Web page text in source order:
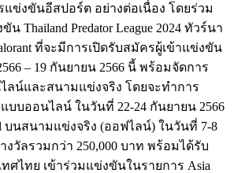
ข่งขันอีสปอร์ต อย่างต่อเนื่อง โดยร่วม
Thailand Predator League 2024 ทัวร์นา
ที่จะมีการเปิดรับสมัครผู้เข้าแข่งขัน
– 19 กันยายน 2566 นี้ พร้อมจัดการ
น์และสนามแข่งจริง โดยจะทำการ
บบออนไลน์ ในวันที่ 22-24 กันยายน 2566
บนสนามแข่งจริง (ออฟไลน์) ในวันที่ 7-8
งวัลรวมกว่า 250,000 บาท พร้อมได้รับ
ศไทย เข้าร่วมแข่งขันในรายการ Asia